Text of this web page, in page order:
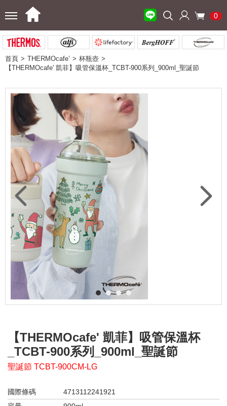
0
首頁 THERMOcafe’
杯瓶壺
【THERMOcafe' 凱菲】吸管保溫杯_TCBT-900系列_900ml_聖誕節
1 2 3
【THERMOcafe' 凱菲】吸管保溫杯
_TCBT-900系列_900ml_聖誕節
聖誕節 TCBT-900CM-LG
國際條碼
4713112241921